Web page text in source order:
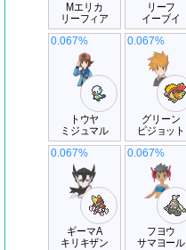
Mエリカ
リーフィア
リーフ
イーブイ
トウヤ
ミジュマル
0.067%
グリーン
ピジョット
0.067%
ギーマA
キリキザン
0.067%
フヨウ
サマヨール
0.067%